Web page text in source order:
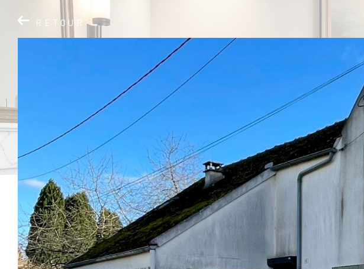
RETOUR